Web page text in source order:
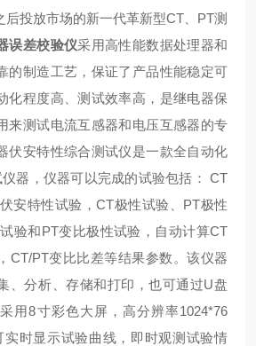
后投放市场的新一代革新型CT、PT测
误差校验仪采用高性能数据处理器和
的制造工艺，保证了产品性能稳定可
化程度高、测试效率高，是继电器保
来测试电流互感器和电压互感器的专
伏安特性综合测试仪是一款全自动化
器，仪器可以完成的试验包括： CT
安特性试验，CT极性试验、PT极性
验和PT变比极性试验，自动计算CT
CT/PT变比比差等结果参数。该仪器
、分析、存储和打印，也可通过U盘
用8寸彩色大屏，高分辨率1024*76
实时显示试验曲线，即时观测试验情